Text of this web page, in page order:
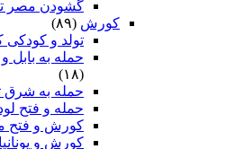
گشودن مصر
کورش (۸۹)
تولد و
حمله به
(۱۸)
حمله به
حمله و فتح
کورش و فتح
کورش و